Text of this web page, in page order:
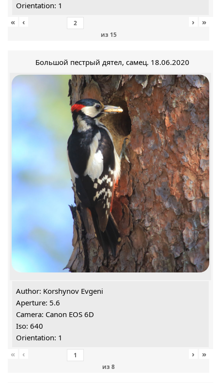
Orientation: 1
«
‹
из 15
› »
Большой пестрый дятел, самец. 18.06.2020
Author: Korshynov Evgeni
Aperture: 5.6
Camera: Canon EOS 6D
Iso: 640
Orientation: 1
«
‹
из 8
› »